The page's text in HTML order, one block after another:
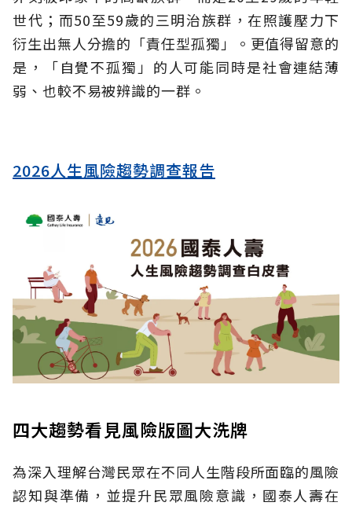
世代；而50至59歲的三明治族群，在照護壓力下
衍生出無人分擔的「責任型孤獨」。更值得留意的
是，「自覺不孤獨」的人可能同時是社會連結薄
弱、也較不易被辨識的一群。
2026人生風險趨勢調查報告
四大趨勢看見風險版圖大洗牌
為深入理解台灣民眾在不同人生階段所面臨的風險
認知與準備，並提升民眾風險意識，國泰人壽在